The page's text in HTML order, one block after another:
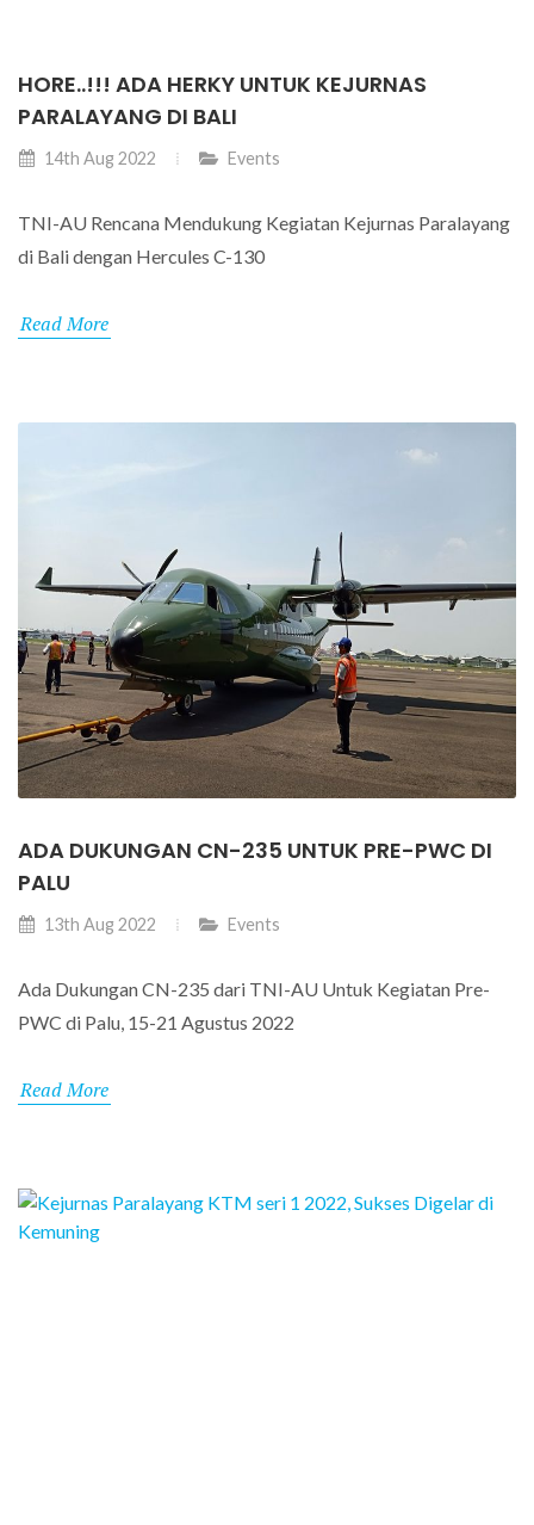
HORE..!!! ADA HERKY UNTUK KEJURNAS
PARALAYANG DI BALI
14th Aug 2022 Events
TNI-AU Rencana Mendukung Kegiatan Kejurnas Paralayang
di Bali dengan Hercules C-130
Read More
ADA DUKUNGAN CN-235 UNTUK PRE-PWC DI
PALU
13th Aug 2022 Events
Ada Dukungan CN-235 dari TNI-AU Untuk Kegiatan Pre-
PWC di Palu, 15-21 Agustus 2022
Read More